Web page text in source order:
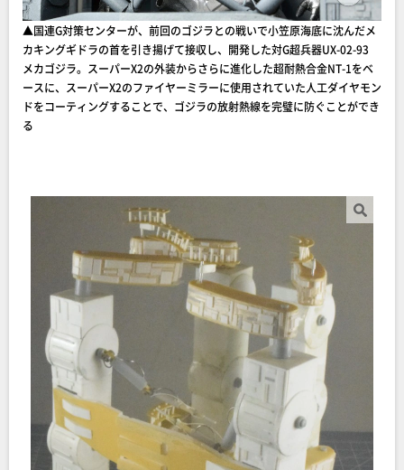
▲国連G対策センターが、前回のゴジラとの戦いで小笠原海底に沈んだメ
カキングギドラの首を引き揚げて接収し、開発した対G超兵器UX-02-93
メカゴジラ。スーパーX2の外装からさらに進化した超耐熱合金NT-1をベ
ースに、スーパーX2のファイヤーミラーに使用されていた人工ダイヤモン
ドをコーティングすることで、ゴジラの放射熱線を完璧に防ぐことができ
る